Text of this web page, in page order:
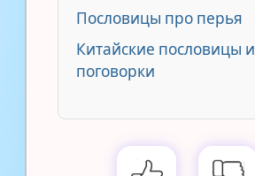
Пословицы про перья
Китайские пословицы и
поговорки